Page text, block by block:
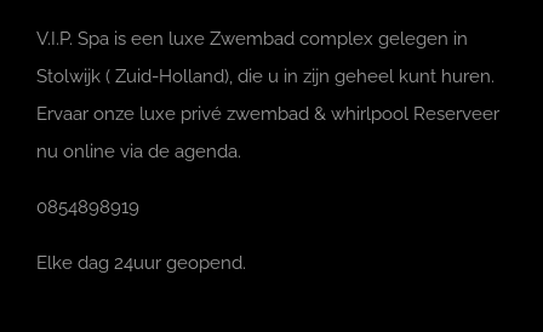
V.I.P. Spa is een luxe Zwembad complex gelegen in
Stolwijk ( Zuid-Holland), die u in zijn geheel kunt huren.
Ervaar onze luxe privé zwembad & whirlpool Reserveer
nu online via de agenda.
0854898919
Elke dag 24uur geopend.